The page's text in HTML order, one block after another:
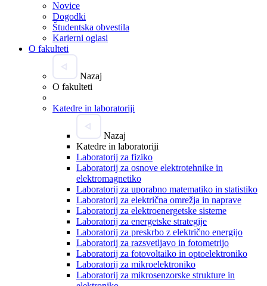
Novice
Dogodki
Študentska obvestila
Karierni oglasi
O fakulteti
Nazaj
O fakulteti
Katedre in laboratoriji
Nazaj
Katedre in laboratoriji
Laboratorij za fiziko
Laboratorij za osnove elektrotehnike in
elektromagnetiko
Laboratorij za uporabno matematiko in statistiko
Laboratorij za električna omrežja in naprave
Laboratorij za elektroenergetske sisteme
Laboratorij za energetske strategije
Laboratorij za preskrbo z električno energijo
Laboratorij za razsvetljavo in fotometrijo
Laboratorij za fotovoltaiko in optoelektroniko
Laboratorij za mikroelektroniko
Laboratorij za mikrosenzorske strukture in